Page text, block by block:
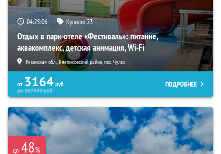
04:25:05 Купили:23
Отдых в парк-отеле «Фестиваль»: питание,
аквакомплекс, детская анимация, Wi-Fi
Рязанская обл., Клепиковский район, пос. Чулис
от 3164 руб.
до107880руб.
ПОДРОБНЕЕ
до 48%